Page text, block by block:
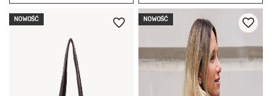
NOWOŚĆ NOWOŚĆ